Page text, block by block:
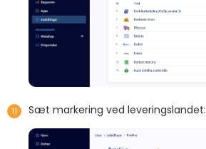
Sæt markering ved leveringslandet: